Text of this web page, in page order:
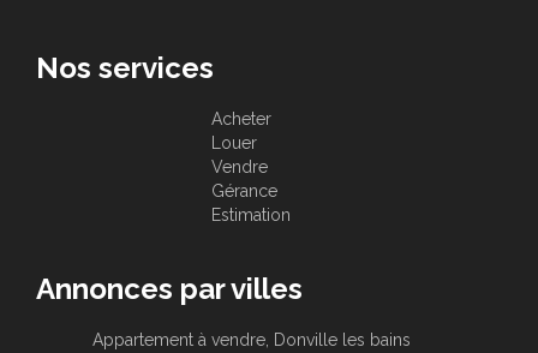
Nos services
Acheter
Louer
Vendre
Gérance
Estimation
Annonces par villes
Appartement à vendre, Donville les bains